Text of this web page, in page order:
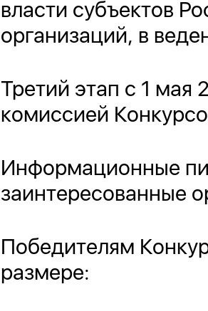
власти субъектов
организаций, в
Третий этап с 1 мая
комиссией
Информационные
заинтересованные
Победителям
размере: